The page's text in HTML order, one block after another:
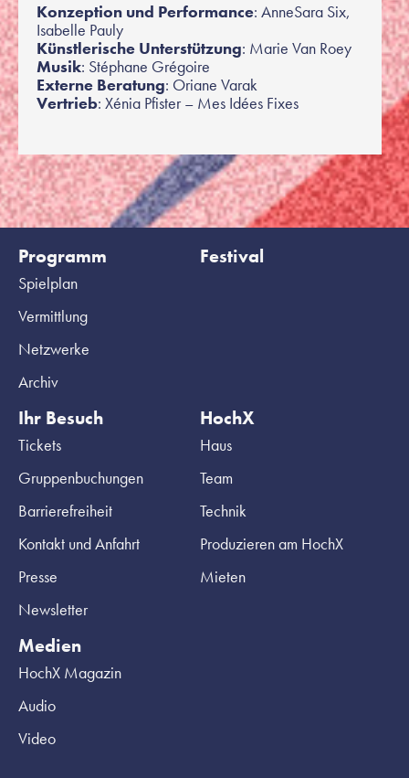
Konzeption und Performance: AnneSara Six,
Isabelle Pauly
Künstlerische Unterstützung: Marie Van Roey
Musik: Stéphane Grégoire
Externe Beratung: Oriane Varak
Vertrieb: Xénia Pfister – Mes Idées Fixes
Programm
Spielplan
Vermittlung
Netzwerke
Archiv
Festival
Ihr Besuch
Tickets
Gruppenbuchungen
Barrierefreiheit
Kontakt und Anfahrt
Presse
Newsletter
HochX
Haus
Team
Technik
Produzieren am HochX
Mieten
Medien
HochX Magazin
Audio
Video